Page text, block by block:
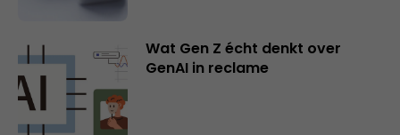
Wat Gen Z écht denkt over
GenAI in reclame